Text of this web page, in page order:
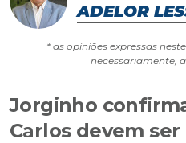
ADELOR
* as opiniões expressas
necessariamente,
Jorginho
Carlos devem